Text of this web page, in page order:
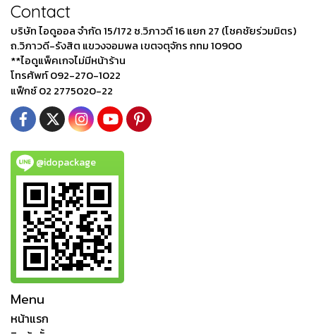
Contact
บริษัท ไอดูออล จำกัด 15/172 ซ.วิภาวดี 16 แยก 27 (โชคชัยร่วมมิตร)
ถ.วิภาวดี-รังสิต แขวงจอมพล เขตจตุจักร กทม 10900
**ไอดูแพ็คเกจไม่มีหน้าร้าน
โทรศัพท์ 092-270-1022
แฟ็กซ์ 02 2775020-22
@idopackage
Menu
หน้าแรก